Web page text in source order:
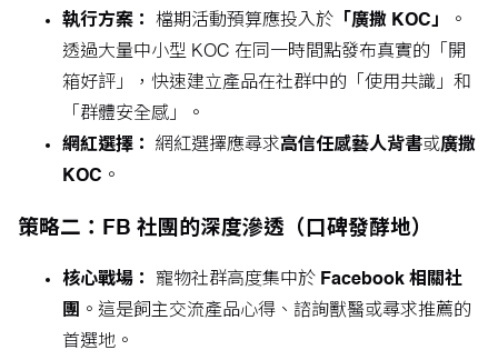
執行方案：
檔期活動預算應投入於 「廣撒 KOC」
。
透過大量中小型 KOC 在同一時間點發布真實的「開
箱好評」，快速建立產品在社群中的「使用共識」和
「群體安全感」。
網紅選擇：
網紅選擇應尋求高信任感藝人背書或廣撒
KOC 。
策略二：FB 社團的深度滲透（口碑發酵地）
核心戰場： 寵物社群高度集中於 Facebook 相關社
團 。這是飼主交流產品心得、諮詢獸醫或尋求推薦的
首選地。